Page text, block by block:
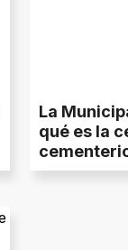
La
qué es la